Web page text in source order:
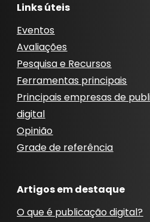
Links úteis
Eventos
Avaliações
Pesquisa e Recursos
Ferramentas principais
Principais empresas de
digital
Opinião
Grade de referência
Artigos em destaque
O que é publicação digital?